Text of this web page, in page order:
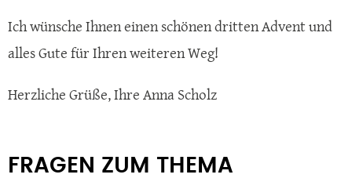
Ich wünsche Ihnen einen schönen dritten Advent und
alles Gute für Ihren weiteren Weg!
Herzliche Grüße, Ihre Anna Scholz
FRAGEN ZUM THEMA